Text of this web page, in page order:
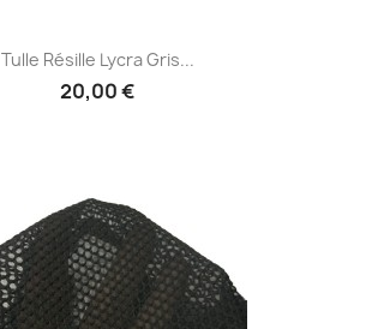
Tulle Résille Lycra Gris...
20,00 €